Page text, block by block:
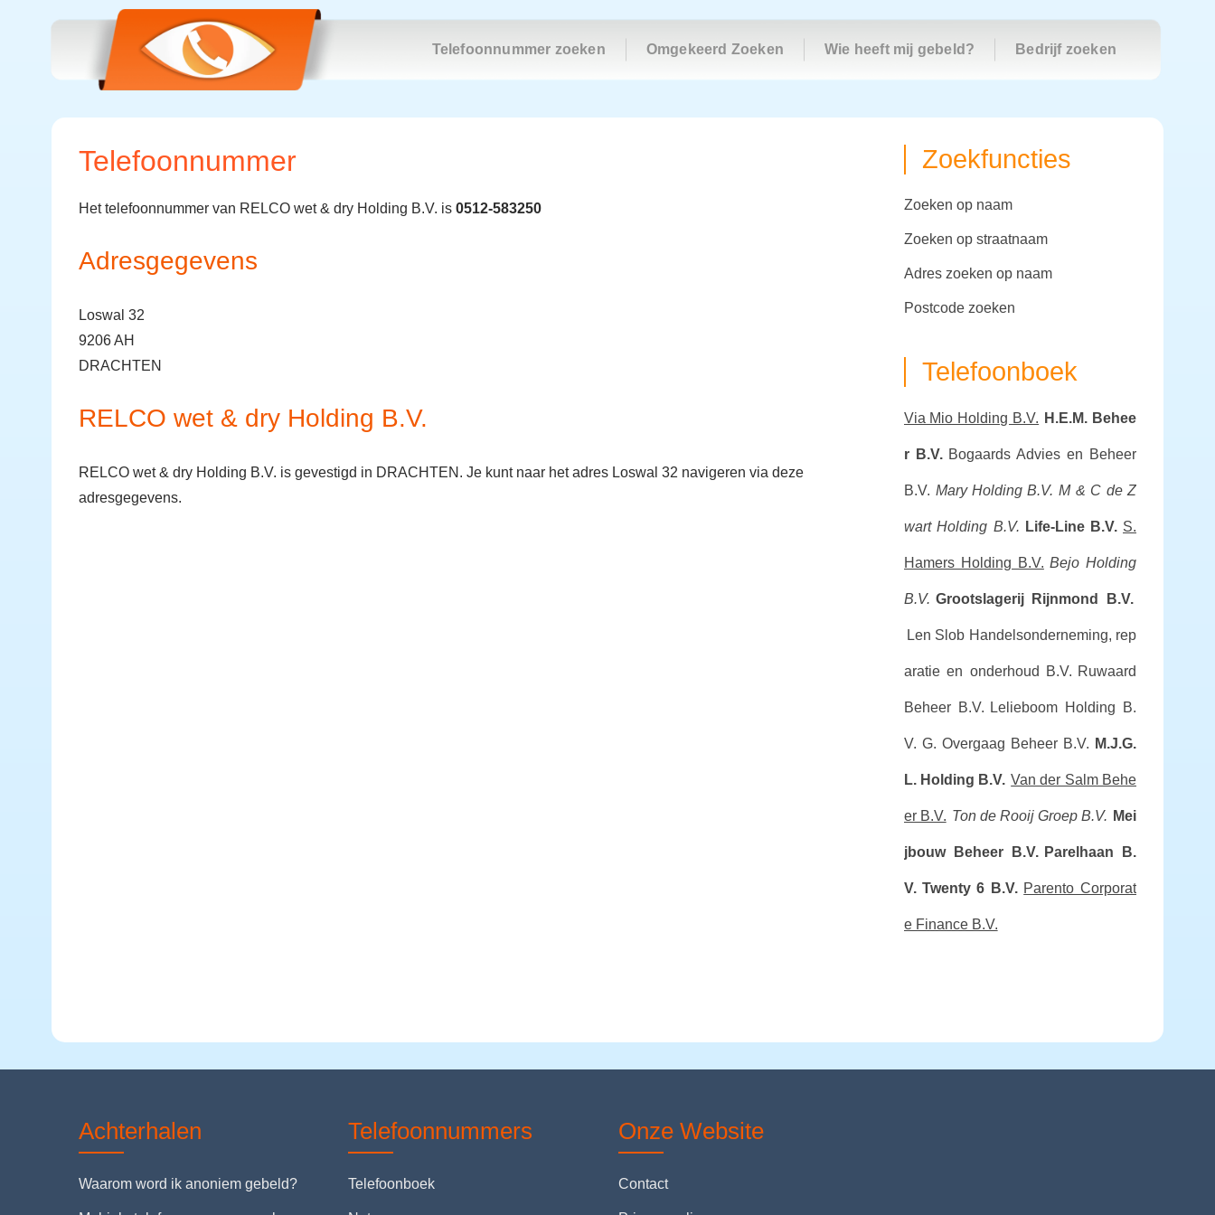
Telefoonnummer zoeken Omgekeerd Zoeken Wie heeft mij gebeld? Bedrijf zoeken
Telefoonnummer
Het telefoonnummer van RELCO wet & dry Holding B.V. is 0512-583250
Adresgegevens
Loswal 32
9206 AH
DRACHTEN
RELCO wet & dry Holding B.V.
RELCO wet & dry Holding B.V. is gevestigd in DRACHTEN. Je kunt naar het adres Loswal 32 navigeren via deze
adresgegevens.
Zoekfuncties
zoeken op naam
zoeken op straatnaam
adres zoeken op naam
postcode zoeken
Telefoonboek
Via Mio Holding B.V. H.E.M. Behee
r B.V. Bogaards Advies en Beheer
B.V. Mary Holding B.V. M & C de Z
wart Holding B.V. Life-Line B.V. S.
Hamers Holding B.V. Bejo Holding
B.V. Grootslagerij Rijnmond B.V.
Len Slob Handelsonderneming, rep
aratie en onderhoud B.V. Ruwaard
Beheer B.V. Lelieboom Holding B.
V. G. Overgaag Beheer B.V. M.J.G.
L. Holding B.V. Van der Salm Behe
er B.V. Ton de Rooij Groep B.V. Mei
jbouw Beheer B.V. Parelhaan B.
V. Twenty 6 B.V. Parento Corporat
e Finance B.V.
Achterhalen
Waarom word ik anoniem gebeld?
Telefoonnummers
Telefoonboek
Onze Website
Contact